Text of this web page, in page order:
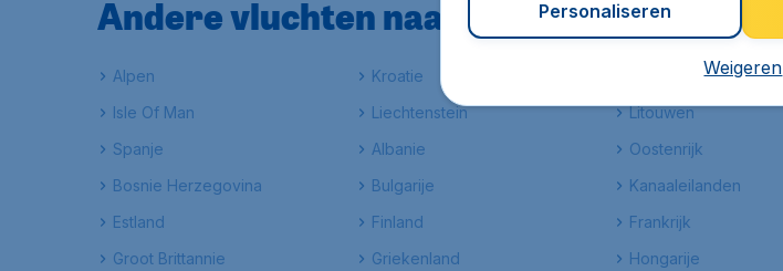
Andere vluchten naar Europa
Alpen Kroatie Faeroer Eilanden
Isle Of Man
Liechtenstein Litouwen
Spanje
Albanie Oostenrijk
Bosnie Herzegovina
Bulgarije Kanaaleilanden
Estland
Finland Frankrijk
Groot Brittannie
Griekenland Hongarije
Personaliseren
Weigeren